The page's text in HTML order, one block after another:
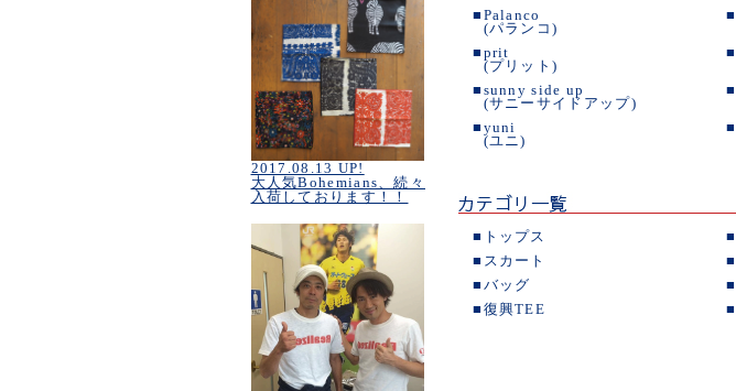
2017.08.13 UP!
大人気Bohemians、続々
入荷しております！！
■ Palanco
(パランコ)
■
■ prit
(プリット)
■
■ sunny side up
(サニーサイドアップ)
■
■ yuni
(ユニ)
■
■ トップス ■
■ スカート ■
■ バッグ ■
■ 復興TEE ■